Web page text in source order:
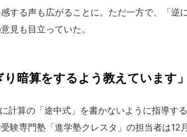
する声も広がることに。ただ一方で、「逆
見も目立っていた。
り暗算をするよう教えています」
計算の「途中式」を書かないように指導す
験専門塾「進学塾クレスタ」の担当者は12